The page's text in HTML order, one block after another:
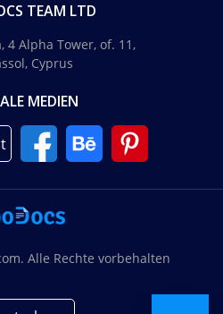
TEAM LTD
4 Alpha Tower, of. 11,
Cyprus
MEDIEN
Alle Rechte vorbehalten